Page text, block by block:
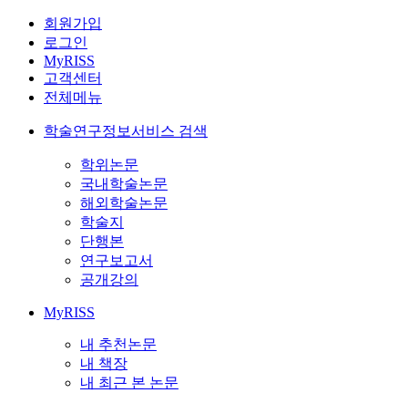
회원가입
로그인
MyRISS
고객센터
전체메뉴
학술연구정보서비스 검색
학위논문
국내학술논문
해외학술논문
학술지
단행본
연구보고서
공개강의
MyRISS
내 추천논문
내 책장
내 최근 본 논문